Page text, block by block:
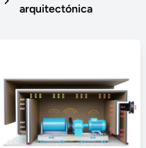
arquitectónica